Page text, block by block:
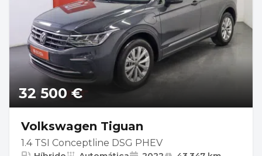
32 500 €
Volkswagen Tiguan
1.4 TSI Conceptline DSG PHEV